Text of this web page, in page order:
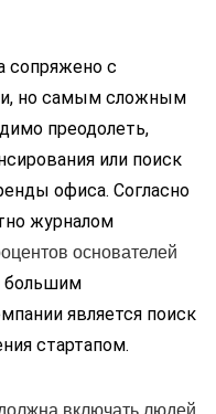
сопряжено с
но самым сложным
преодолеть,
или поиск
офиса. Согласно
журналом
основателей
большим
является поиск
стартапом.